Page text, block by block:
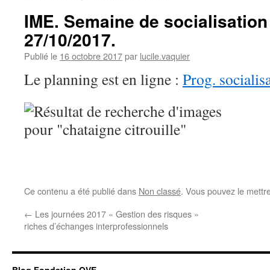
IME. Semaine de
27/10/2017.
Publié le 16 octobre 2017par lucile.vaquier
Le planning est en ligne : Prog.
Ce contenu a été publié dans Non classé. Vous pouvez le
← Les journées 2017 « Gestion des risques »
riches d’échanges interprofessionnels